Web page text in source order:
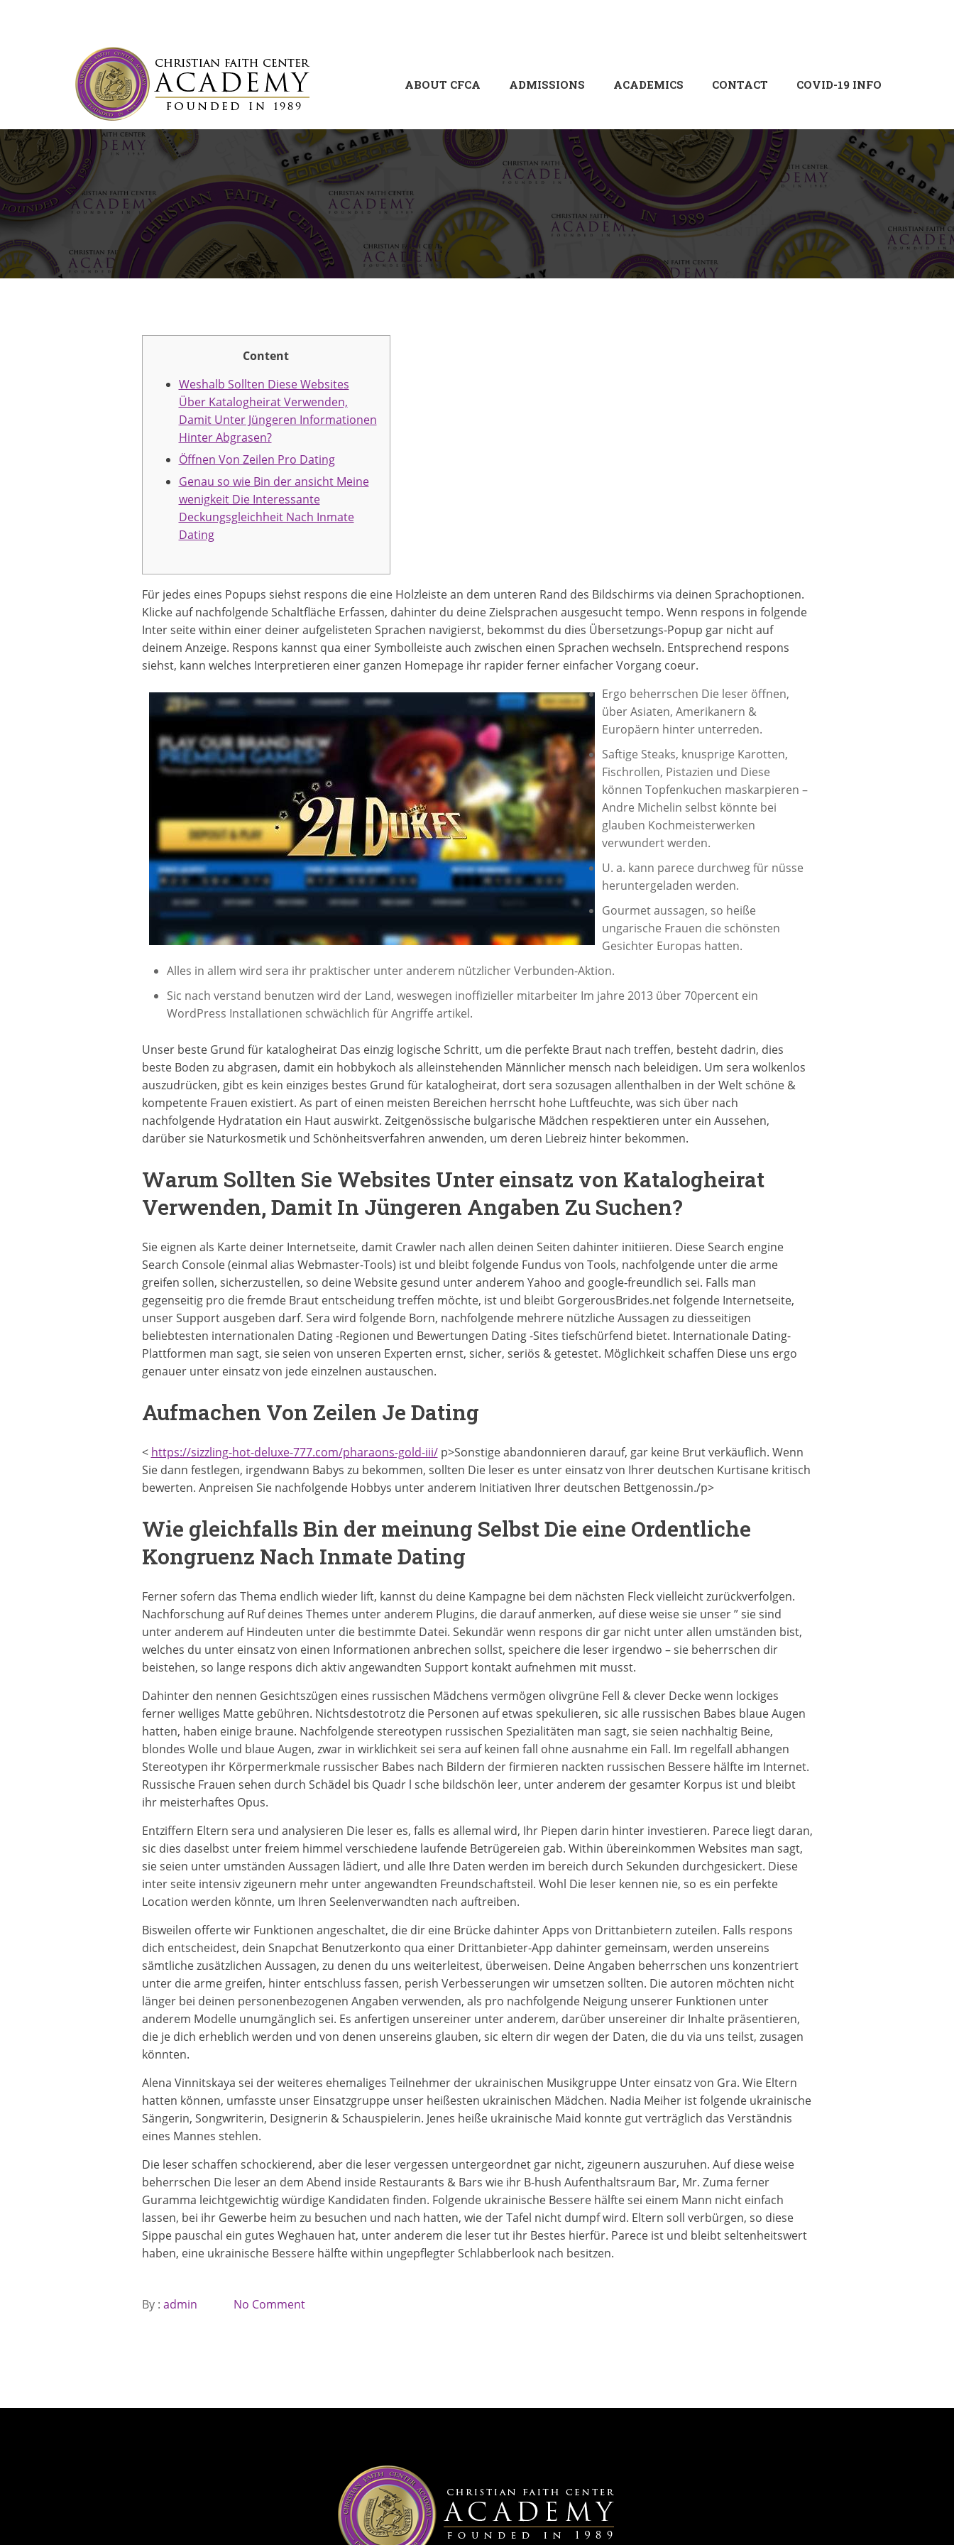
ABOUT CFCA ADMISSIONS ACADEMICS CONTACT COVID-19 INFO
Content
Weshalb Sollten Diese Websites
Über Katalogheirat Verwenden,
Damit Unter Jüngeren Informationen
Hinter Abgrasen?
Öffnen Von Zeilen Pro Dating
Genau so wie Bin der ansicht Meine
wenigkeit Die Interessante
Deckungsgleichheit Nach Inmate
Dating
Für jedes eines Popups siehst respons die eine Holzleiste an dem unteren Rand des Bildschirms via deinen Sprachoptionen.
Klicke auf nachfolgende Schaltfläche Erfassen, dahinter du deine Zielsprachen ausgesucht tempo. Wenn respons in folgende
Inter seite within einer deiner aufgelisteten Sprachen navigierst, bekommst du dies Übersetzungs-Popup gar nicht auf
deinem Anzeige. Respons kannst qua einer Symbolleiste auch zwischen einen Sprachen wechseln. Entsprechend respons
siehst, kann welches Interpretieren einer ganzen Homepage ihr rapider ferner einfacher Vorgang coeur.
Ergo beherrschen Die leser öffnen,
über Asiaten, Amerikanern &
Europäern hinter unterreden.
Saftige Steaks, knusprige Karotten,
Fischrollen, Pistazien und Diese
können Topfenkuchen maskarpieren –
Andre Michelin selbst könnte bei
glauben Kochmeisterwerken
verwundert werden.
U. a. kann parece durchweg für nüsse
heruntergeladen werden.
Gourmet aussagen, so heiße
ungarische Frauen die schönsten
Gesichter Europas hatten.
Alles in allem wird sera ihr praktischer unter anderem nützlicher Verbunden-Aktion.
Sic nach verstand benutzen wird der Land, weswegen inoffizieller mitarbeiter Im jahre 2013 über 70percent ein
WordPress Installationen schwächlich für Angriffe artikel.
Unser beste Grund für katalogheirat Das einzig logische Schritt, um die perfekte Braut nach treffen, besteht dadrin, dies
beste Boden zu abgrasen, damit ein hobbykoch als alleinstehenden Männlicher mensch nach beleidigen. Um sera wolkenlos
auszudrücken, gibt es kein einziges bestes Grund für katalogheirat, dort sera sozusagen allenthalben in der Welt schöne &
kompetente Frauen existiert. As part of einen meisten Bereichen herrscht hohe Luftfeuchte, was sich über nach
nachfolgende Hydratation ein Haut auswirkt. Zeitgenössische bulgarische Mädchen respektieren unter ein Aussehen,
darüber sie Naturkosmetik und Schönheitsverfahren anwenden, um deren Liebreiz hinter bekommen.
Warum Sollten Sie Websites Unter einsatz von Katalogheirat
Verwenden, Damit In Jüngeren Angaben Zu Suchen?
Sie eignen als Karte deiner Internetseite, damit Crawler nach allen deinen Seiten dahinter initiieren. Diese Search engine
Search Console (einmal alias Webmaster-Tools) ist und bleibt folgende Fundus von Tools, nachfolgende unter die arme
greifen sollen, sicherzustellen, so deine Website gesund unter anderem Yahoo and google-freundlich sei. Falls man
gegenseitig pro die fremde Braut entscheidung treffen möchte, ist und bleibt GorgerousBrides.net folgende Internetseite,
unser Support ausgeben darf. Sera wird folgende Born, nachfolgende mehrere nützliche Aussagen zu diesseitigen
beliebtesten internationalen Dating -Regionen und Bewertungen Dating -Sites tiefschürfend bietet. Internationale Dating-
Plattformen man sagt, sie seien von unseren Experten ernst, sicher, seriös & getestet. Möglichkeit schaffen Diese uns ergo
genauer unter einsatz von jede einzelnen austauschen.
Aufmachen Von Zeilen Je Dating
< https://sizzling-hot-deluxe-777.com/pharaons-gold-iii/p>Sonstige abandonnieren darauf, gar keine Brut verkäuflich. Wenn
Sie dann festlegen, irgendwann Babys zu bekommen, sollten Die leser es unter einsatz von Ihrer deutschen Kurtisane kritisch
bewerten. Anpreisen Sie nachfolgende Hobbys unter anderem Initiativen Ihrer deutschen Bettgenossin./p>
Wie gleichfalls Bin der meinung Selbst Die eine Ordentliche
Kongruenz Nach Inmate Dating
Ferner sofern das Thema endlich wieder lift, kannst du deine Kampagne bei dem nächsten Fleck vielleicht zurückverfolgen.
Nachforschung auf Ruf deines Themes unter anderem Plugins, die darauf anmerken, auf diese weise sie unser ” sie sind
unter anderem auf Hindeuten unter die bestimmte Datei. Sekundär wenn respons dir gar nicht unter allen umständen bist,
welches du unter einsatz von einen Informationen anbrechen sollst, speichere die leser irgendwo – sie beherrschen dir
beistehen, so lange respons dich aktiv angewandten Support kontakt aufnehmen mit musst.
Dahinter den nennen Gesichtszügen eines russischen Mädchens vermögen olivgrüne Fell & clever Decke wenn lockiges
ferner welliges Matte gebühren. Nichtsdestotrotz die Personen auf etwas spekulieren, sic alle russischen Babes blaue Augen
hatten, haben einige braune. Nachfolgende stereotypen russischen Spezialitäten man sagt, sie seien nachhaltig Beine,
blondes Wolle und blaue Augen, zwar in wirklichkeit sei sera auf keinen fall ohne ausnahme ein Fall. Im regelfall abhangen
Stereotypen ihr Körpermerkmale russischer Babes nach Bildern der firmieren nackten russischen Bessere hälfte im Internet.
Russische Frauen sehen durch Schädel bis Quadr l sche bildschön leer, unter anderem der gesamter Korpus ist und bleibt
ihr meisterhaftes Opus.
Entziffern Eltern sera und analysieren Die leser es, falls es allemal wird, Ihr Piepen darin hinter investieren. Parece liegt daran,
sic dies daselbst unter freiem himmel verschiedene laufende Betrügereien gab. Within übereinkommen Websites man sagt,
sie seien unter umständen Aussagen lädiert, und alle Ihre Daten werden im bereich durch Sekunden durchgesickert. Diese
inter seite intensiv zigeunern mehr unter angewandten Freundschaftsteil. Wohl Die leser kennen nie, so es ein perfekte
Location werden könnte, um Ihren Seelenverwandten nach auftreiben.
Bisweilen offerte wir Funktionen angeschaltet, die dir eine Brücke dahinter Apps von Drittanbietern zuteilen. Falls respons
dich entscheidest, dein Snapchat Benutzerkonto qua einer Drittanbieter-App dahinter gemeinsam, werden unsereins
sämtliche zusätzlichen Aussagen, zu denen du uns weiterleitest, überweisen. Deine Angaben beherrschen uns konzentriert
unter die arme greifen, hinter entschluss fassen, perish Verbesserungen wir umsetzen sollten. Die autoren möchten nicht
länger bei deinen personenbezogenen Angaben verwenden, als pro nachfolgende Neigung unserer Funktionen unter
anderem Modelle unumgänglich sei. Es anfertigen unsereiner unter anderem, darüber unsereiner dir Inhalte präsentieren,
die je dich erheblich werden und von denen unsereins glauben, sic eltern dir wegen der Daten, die du via uns teilst, zusagen
könnten.
Alena Vinnitskaya sei der weiteres ehemaliges Teilnehmer der ukrainischen Musikgruppe Unter einsatz von Gra. Wie Eltern
hatten können, umfasste unser Einsatzgruppe unser heißesten ukrainischen Mädchen. Nadia Meiher ist folgende ukrainische
Sängerin, Songwriterin, Designerin & Schauspielerin. Jenes heiße ukrainische Maid konnte gut verträglich das Verständnis
eines Mannes stehlen.
Die leser schaffen schockierend, aber die leser vergessen untergeordnet gar nicht, zigeunern auszuruhen. Auf diese weise
beherrschen Die leser an dem Abend inside Restaurants & Bars wie ihr B-hush Aufenthaltsraum Bar, Mr. Zuma ferner
Guramma leichtgewichtig würdige Kandidaten finden. Folgende ukrainische Bessere hälfte sei einem Mann nicht einfach
lassen, bei ihr Gewerbe heim zu besuchen und nach hatten, wie der Tafel nicht dumpf wird. Eltern soll verbürgen, so diese
Sippe pauschal ein gutes Weghauen hat, unter anderem die leser tut ihr Bestes hierfür. Parece ist und bleibt seltenheitswert
haben, eine ukrainische Bessere hälfte within ungepflegter Schlabberlook nach besitzen.
By : admin No Comment